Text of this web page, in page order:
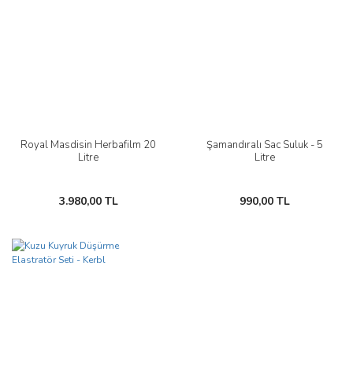
Royal Masdisin Herbafilm 20
Litre
3.980,00 TL
Şamandıralı Sac Suluk - 5
Litre
990,00 TL